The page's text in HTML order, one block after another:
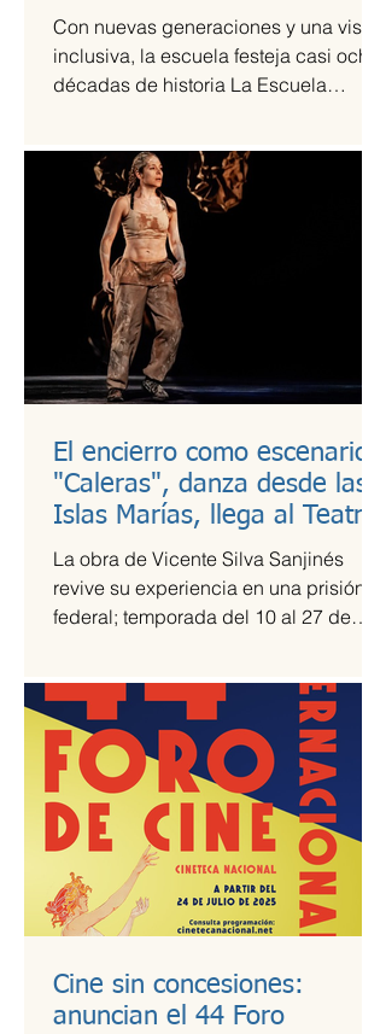
Con nuevas generaciones y una visión
inclusiva, la escuela festeja casi ocho
décadas de historia La Escuela
El encierro como escenario:
"Caleras", danza desde las
Islas Marías, llega al Teatro
Guillermina Bravo
La obra de Vicente Silva Sanjinés
revive su experiencia en una prisión
federal; temporada del 10 al 27 de
Cine sin concesiones:
anuncian el 44 Foro